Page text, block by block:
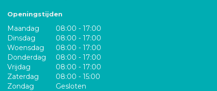
Openingstijden
Maandag
08:00 - 17:00
Dinsdag
08:00 - 17:00
Woensdag
08:00 - 17:00
Donderdag
08:00 - 17:00
Vrijdag
08:00 - 17:00
Zaterdag
08:00 - 15:00
Zondag
Gesloten